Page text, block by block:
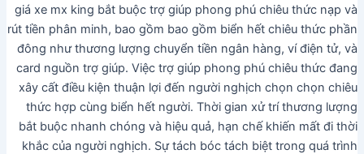
giá xe mx king bắt buộc trợ giúp phong phú chiêu thức nạp và
rút tiền phân minh, bao gồm bao gồm biển hết chiêu thức phần
đông như thương lượng chuyển tiền ngân hàng, ví điện tử, và
card nguồn trợ giúp. Việc trợ giúp phong phú chiêu thức đang
xây cất điều kiện thuận lợi đến người nghịch chọn chọn chiêu
thức hợp cùng biển hết người. Thời gian xử trí thương lượng
bắt buộc nhanh chóng và hiệu quả, hạn chế khiến mất đi thời
khắc của người nghịch. Sự tách bóc tách biệt trong quá trình